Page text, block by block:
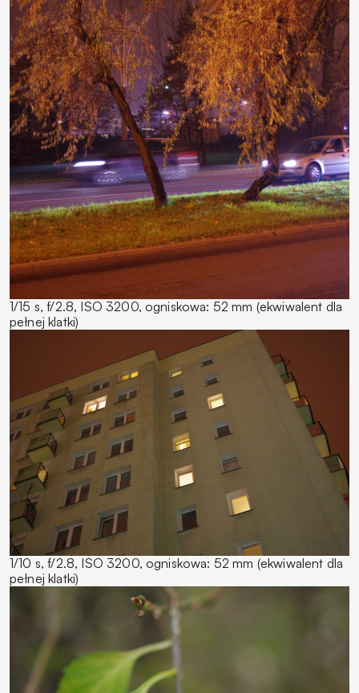
1/15 s, f/2.8, ISO 3200, ogniskowa: 52 mm (ekwiwalent dla
pełnej klatki)
1/10 s, f/2.8, ISO 3200, ogniskowa: 52 mm (ekwiwalent dla
pełnej klatki)